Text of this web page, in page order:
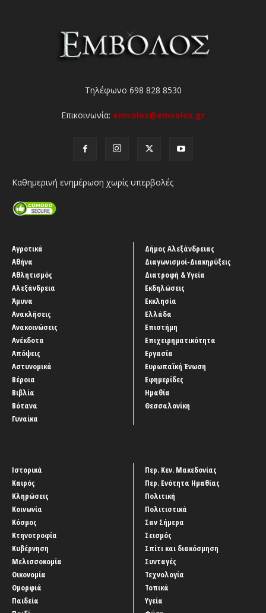
Τηλέφωνο 698 828 8530
Επικοινωνία: emvolos@emvolos.gr
Καθημερινή ενημέρωση χωρίς υπερβολές
Αγροτικά
Αθήνα
Αθλητισμός
Αλεξάνδρεια
Άμυνα
Ανακλήσεις
Ανακοινώσεις
Ανέκδοτα
Απόψεις
Αστυνομικά
Βέροια
Βιβλία
Βότανα
Γυναίκα
Δήμος Αλεξάνδρειας
Διαγωνισμοί-Διακηρύξεις
Διατροφή & Υγεία
Εκδηλώσεις
Εκκλησία
Ελλάδα
Επιστήμη
Επιχειρηματικότητα
Εργασία
Ευρωπαϊκή Ένωση
Εφημερίδες
Ημαθία
Θεσσαλονίκη
Ιστορικά
Καιρός
Κληρώσεις
Κοινωνία
Κόσμος
Κτηνοτροφία
Κυβέρνηση
Μελισσοκομία
Οικονομία
Ομορφιά
Παιδεία
Περ. Κεν. Μακεδονίας
Περ. Ενότητα Ημαθίας
Πολιτική
Πολιτιστικά
Σαν Σήμερα
Σεισμός
Σπίτι και διακόσμηση
Συνταγές
Τεχνολογία
Τοπικά
Υγεία